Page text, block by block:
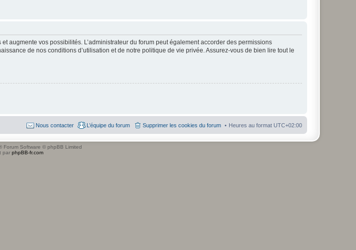
augmente vos possibilités. L’administrateur du forum peut également accorder des permissions
de nos conditions d’utilisation et de notre politique de vie privée. Assurez-vous de bien lire tout le
Heures au format UTC+02:00
Supprimer les cookies du forum
L’équipe du forum
Nous contacter
Forum Software © phpBB Limited
par phpBB-fr.com